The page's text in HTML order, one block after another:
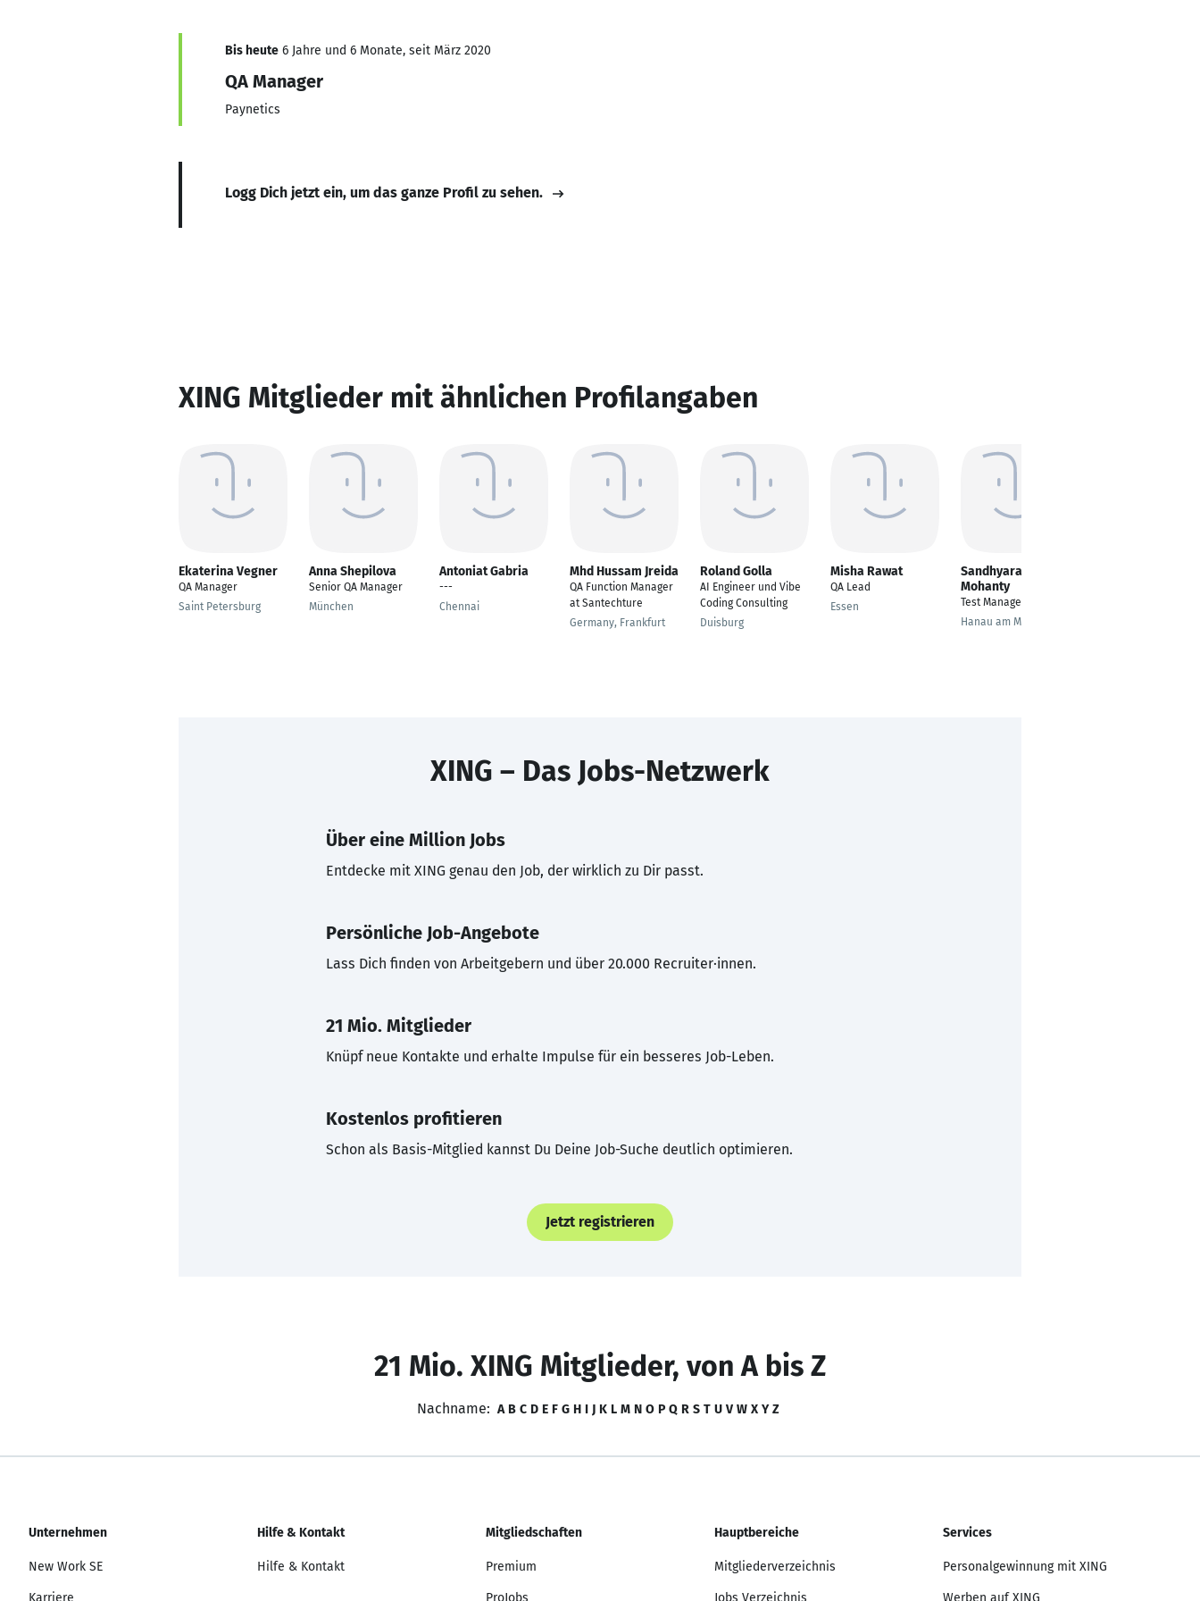
Bis heute 6 Jahre und 6 Monate, seit März 2020
QA Manager
Paynetics
Logg Dich jetzt ein, um das ganze Profil zu sehen.
XING Mitglieder mit ähnlichen Profilangaben
Ekaterina Vegner
QA Manager
Saint Petersburg
Anna Shepilova
Senior QA Manager
München
Antoniat Gabria
---
Chennai
Mhd Hussam Jreida
QA Function Manager
at Santechture
Germany, Frankfurt
Roland Golla
AI Engineer und Vibe
Coding Consulting
Duisburg
Misha Rawat
QA Lead
Essen
Sandhyarani
Mohanty
Test Manager
Hanau am Main
XING – Das Jobs-Netzwerk
Über eine Million Jobs
Entdecke mit XING genau den Job, der wirklich zu Dir passt.
Persönliche Job-Angebote
Lass Dich finden von Arbeitgebern und über 20.000 Recruiter·innen.
21 Mio. Mitglieder
Knüpf neue Kontakte und erhalte Impulse für ein besseres Job-Leben.
Kostenlos profitieren
Schon als Basis-Mitglied kannst Du Deine Job-Suche deutlich optimieren.
Jetzt registrieren
21 Mio. XING Mitglieder, von A bis Z
Nachname: A B C D E F G H I J K L M N O P Q R S T U V W X Y Z
Unternehmen
New Work SE
Karriere
Hilfe & Kontakt
Hilfe & Kontakt
Mitgliedschaften
Premium
ProJobs
Hauptbereiche
Mitgliederverzeichnis
Jobs Verzeichnis
Services
Personalgewinnung mit XING
Werben auf XING